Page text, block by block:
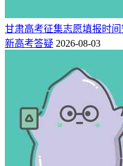
甘肃高考征集志愿填报时间
新高考答疑 2026-08-03